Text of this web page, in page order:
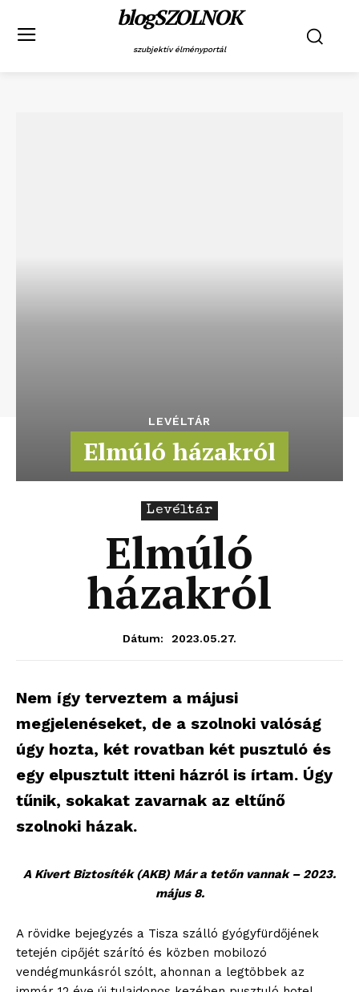
blogSZOLNOK
szubjektív élményportál
LEVÉLTÁR
Elmúló házakról
Levéltár
Elmúló
házakról
Dátum: 2023.05.27.
Nem így terveztem a májusi
megjelenéseket, de a szolnoki valóság
úgy hozta, két rovatban két pusztuló és
egy elpusztult itteni házról is írtam. Úgy
tűnik, sokakat zavarnak az eltűnő
szolnoki házak.
A Kivert Biztosíték (AKB) Már a tetőn vannak – 2023.
május 8.
A rövidke bejegyzés a Tisza szálló gyógyfürdőjének
tetején cipőjét szárító és közben mobilozó
vendégmunkásról szólt, ahonnan a legtöbbek az